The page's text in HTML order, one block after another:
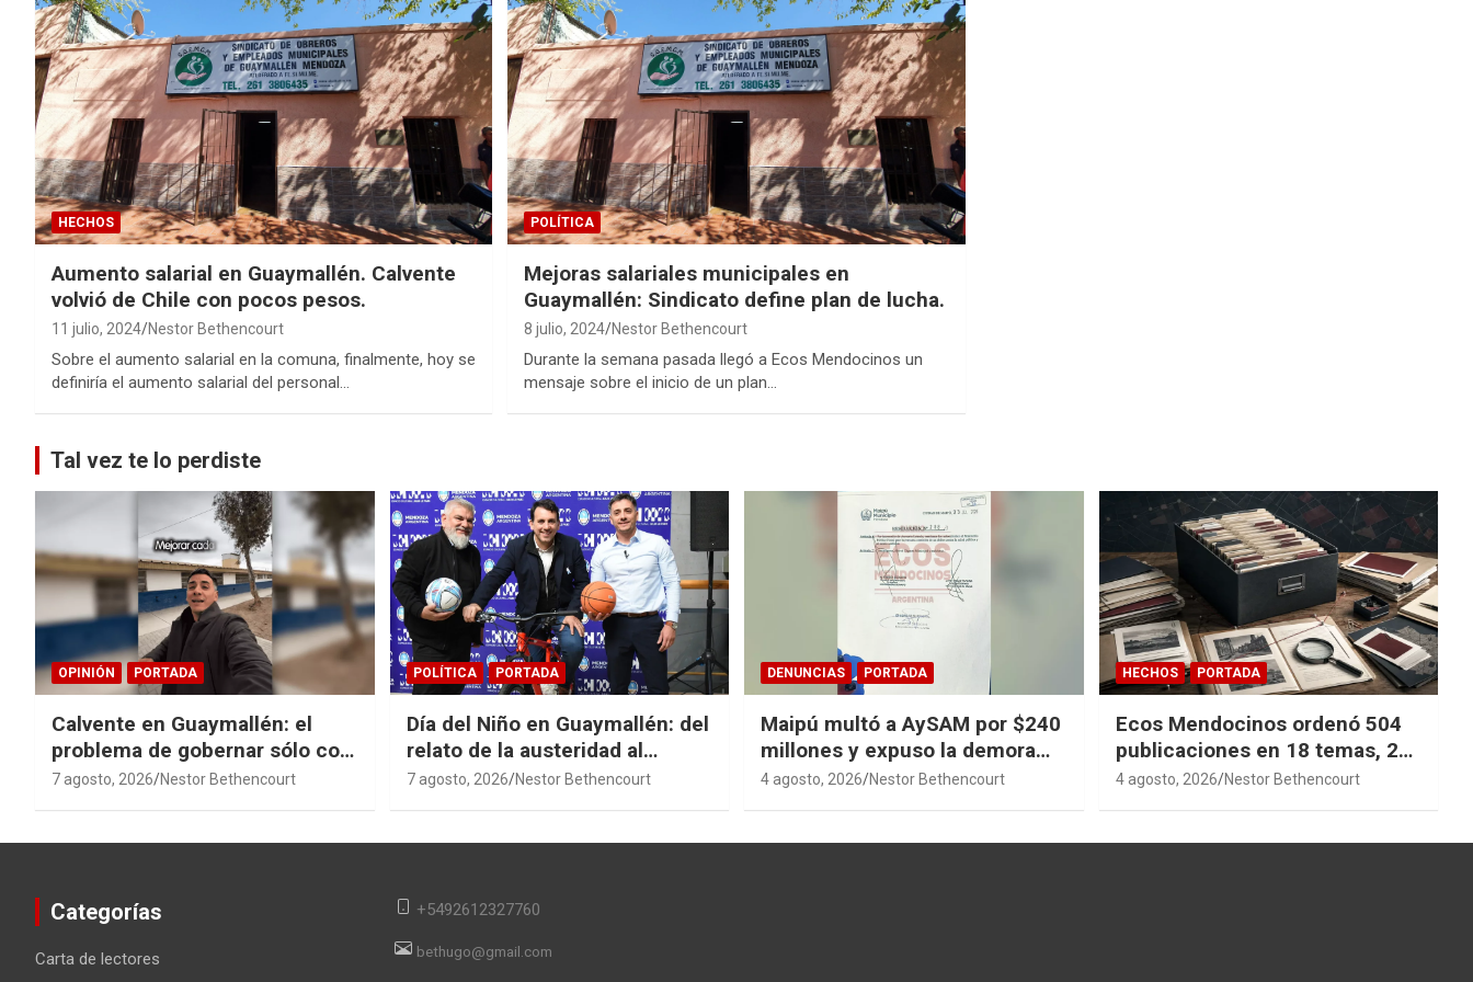
HECHOS
Aumento salarial en Guaymallén. Calvente
volvió de Chile con pocos pesos.
11 julio, 2024 Nestor Bethencourt
Sobre el aumento salarial en la comuna, finalmente, hoy se
definiría el aumento salarial del personal…
POLÍTICA
Mejoras salariales municipales en
Guaymallén: Sindicato define plan de lucha.
8 julio, 2024 Nestor Bethencourt
Durante la semana pasada llegó a Ecos Mendocinos un
mensaje sobre el inicio de un plan…
Tal vez te lo perdiste
OPINIÓN PORTADA
Calvente en Guaymallén: el
problema de gobernar sólo con
buenas noticias
7 agosto, 2026 Nestor Bethencourt
POLÍTICA PORTADA
Día del Niño en Guaymallén: del
relato de la austeridad al
derroche de $74 millones
7 agosto, 2026 Nestor Bethencourt
DENUNCIAS PORTADA
Maipú multó a AySAM por $240
millones y expuso la demora
cloacal en Guaymallén
4 agosto, 2026 Nestor Bethencourt
HECHOS PORTADA
Ecos Mendocinos ordenó 504
publicaciones en 18 temas, 27
sagas y 14 índices para
4 agosto, 2026 Nestor Bethencourt
Categorías
Carta de lectores
+5492612327760
bethugo@gmail.com